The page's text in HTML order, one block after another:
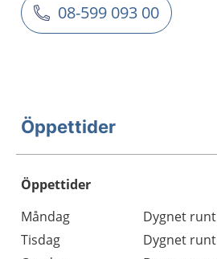
08-599 093 00
Öppettider
Öppettider
Dag
Öppettider
Kommentarer
Måndag
Dygnet runt
Tisdag
Dygnet runt